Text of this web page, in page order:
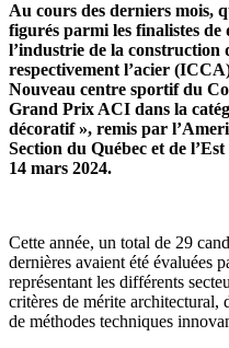
Au cours des derniers mois,
figurés parmi les finalistes de
l’industrie de la construction
respectivement l’acier
Nouveau centre sportif du
Grand Prix ACI dans la
décoratif », remis par
Section du Québec et de
14 mars 2024.
Cette année, un total de 29
dernières avaient été évaluées
représentant les différents
critères de mérite architectural,
de méthodes techniques